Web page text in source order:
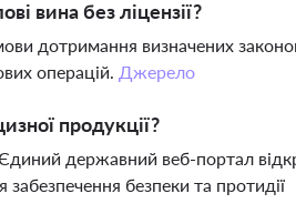
вина без ліцензії?
дотримання визначених
операцій. Джерело
продукції?
державний веб-портал
безпеки та протидії